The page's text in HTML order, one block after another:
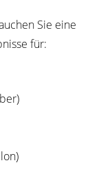
Sie eine
für: